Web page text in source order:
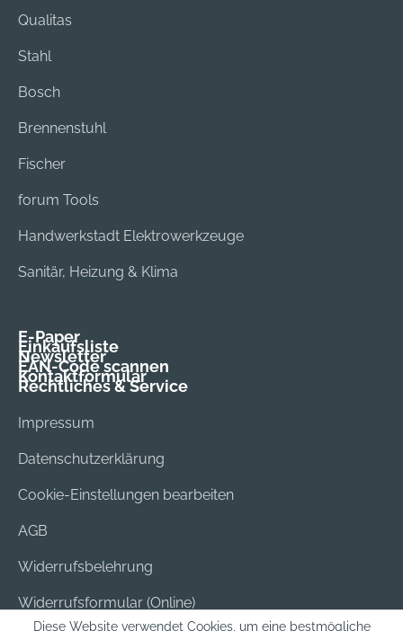
Qualitas
Stahl
Bosch
Brennenstuhl
Fischer
forum Tools
Handwerkstadt Elektrowerkzeuge
Sanitär, Heizung & Klima
E-Paper
Einkaufsliste
Newsletter
EAN-Code scannen
Kontaktformular
Rechtliches & Service
Impressum
Datenschutzerklärung
Cookie-Einstellungen bearbeiten
AGB
Widerrufsbelehrung
Widerrufsformular (Online)
Diese Website verwendet Cookies, um eine bestmögliche